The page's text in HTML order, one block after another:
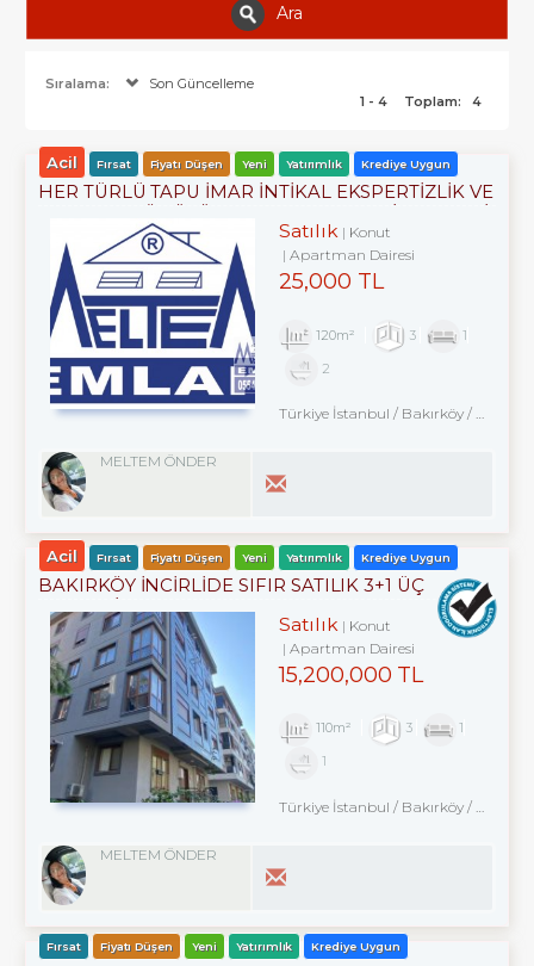
Ara
Sıralama:
Son Güncelleme
1 - 4
Toplam: 4
Acil Fırsat Fiyatı Düşen Yeni Yatırımlık Krediye Uygun
HER TÜRLÜ TAPU İMAR İNTİKAL EKSPERTİZLİK VE
Satılık
Konut
Apartman Dairesi
25,000 TL
120m² 3
1
2
Türkiye İstanbul / Bakırköy/ Kartaltepe
MELTEM ÖNDER
Acil Fırsat Fiyatı Düşen Yeni Yatırımlık Krediye Uygun
BAKIRKÖY İNCİRLİDE SIFIR SATILIK 3+1 ÜÇ
CEPHELİ ARA KAT
Satılık
Konut
Apartman Dairesi
15,200,000 TL
110m² 3
1
1
Türkiye İstanbul / Bakırköy/ Kartaltepe
MELTEM ÖNDER
Fırsat Fiyatı Düşen Yeni Yatırımlık Krediye Uygun